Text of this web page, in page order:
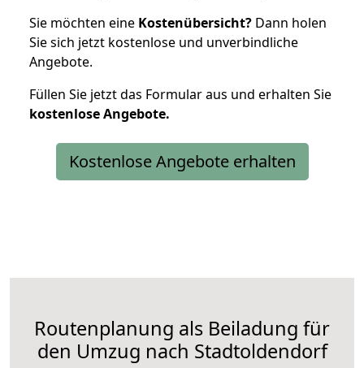
Sie möchten eine Kostenübersicht? Dann holen
Sie sich jetzt kostenlose und unverbindliche
Angebote.
Füllen Sie jetzt das Formular aus und erhalten Sie
kostenloseAngebote.
Kostenlose Angebote erhalten
Routenplanung als Beiladung für
den Umzug nach Stadtoldendorf